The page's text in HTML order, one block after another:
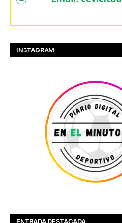
INSTAGRAM
ENTRADA DESTACADA